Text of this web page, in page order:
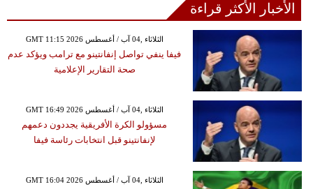
الأخبار الأكثر قراءة
GMT 11:15 2026 الثلاثاء ,04 آب / أغسطس
فيفا ينفي تواصل إنفانتينو مع ترامب ويؤكد عدم
صحة التقارير الإعلامية
GMT 16:49 2026 الثلاثاء ,04 آب / أغسطس
مسؤولو الكرة الأفريقية يجددون دعمهم
لإنفانتينو قبل انتخابات رئاسة فيفا
GMT 16:04 2026 الثلاثاء ,04 آب / أغسطس